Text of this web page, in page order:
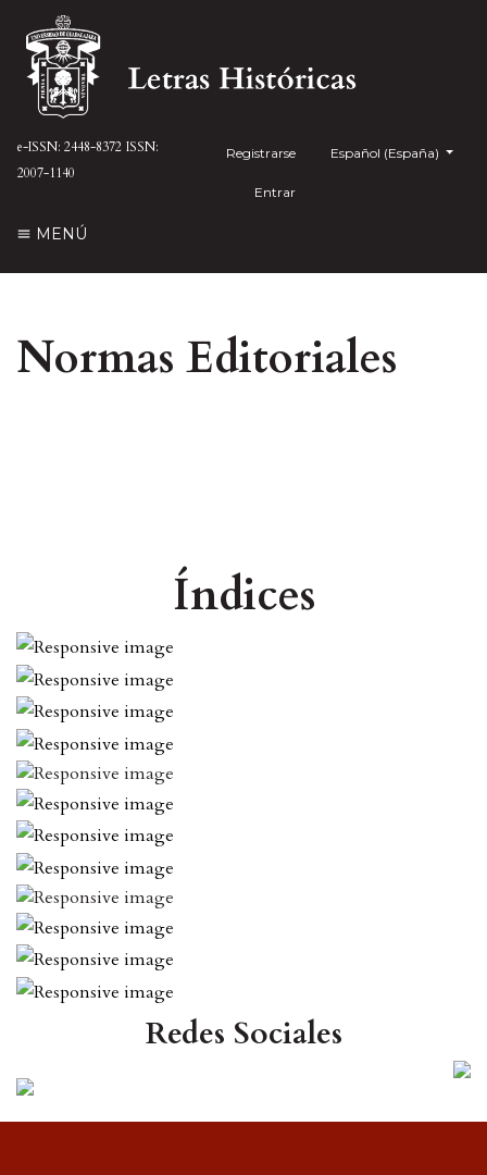
e-ISSN: 2448-8372 ISSN:
2007-1140
Registrarse
Entrar
Español (España)
MENÚ
Normas Editoriales
Índices
Redes Sociales